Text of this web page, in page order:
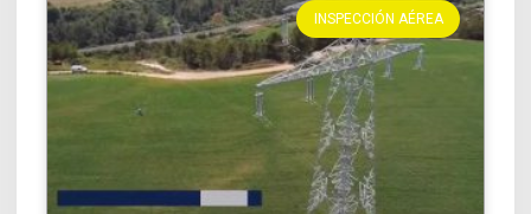
INSPECCIÓN AÉREA